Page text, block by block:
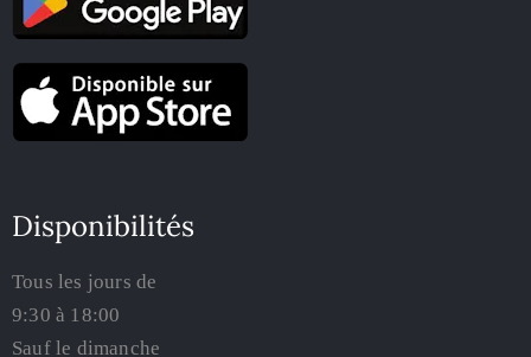
Disponibilités
Tous les jours de
9:30 à 18:00
Sauf le dimanche